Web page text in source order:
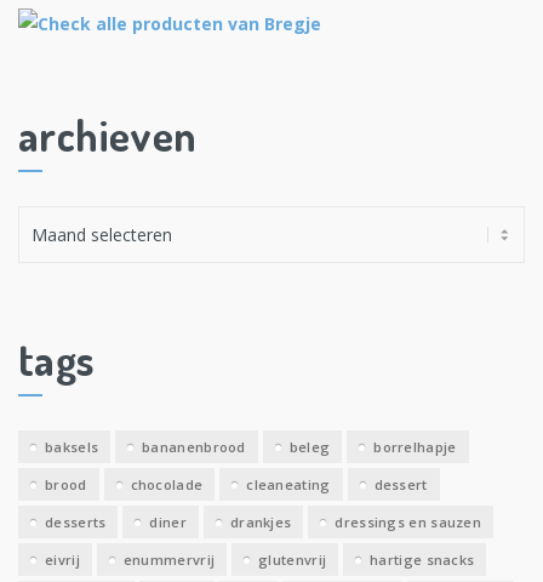
archieven
e
v
tags
baksels bananenbrood beleg borrelhapje
brood chocolade cleaneating dessert
desserts diner drankjes dressings en sauzen
eivrij enummervrij glutenvrij hartige snacks